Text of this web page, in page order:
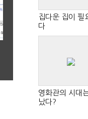
집다운 집이 필
다
영화관의 시대
났다?